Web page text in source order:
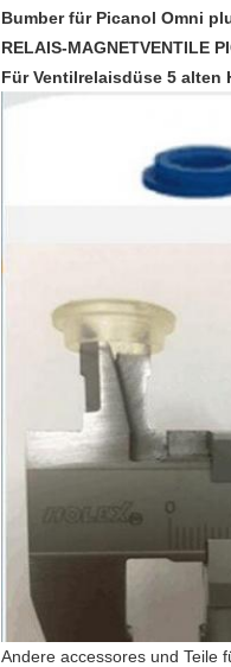
Bumber für Picanol Omni
RELAIS-MAGNETVENTILE
Für Ventilrelaisdüse 5 alten
Andere accessores und Teile